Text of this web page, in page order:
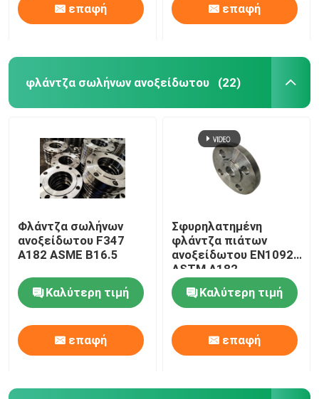
επαφή επαφή
φλάντζα σωλήνων ανοξείδωτου (22)
Φλάντζα σωλήνων
ανοξείδωτου F347
A182 ASME B16.5
Καλύτερη τιμή
επαφή
Σφυρηλατημένη
φλάντζα πιάτων
ανοξείδωτου EN1092
ASTM A182
Καλύτερη τιμή
επαφή